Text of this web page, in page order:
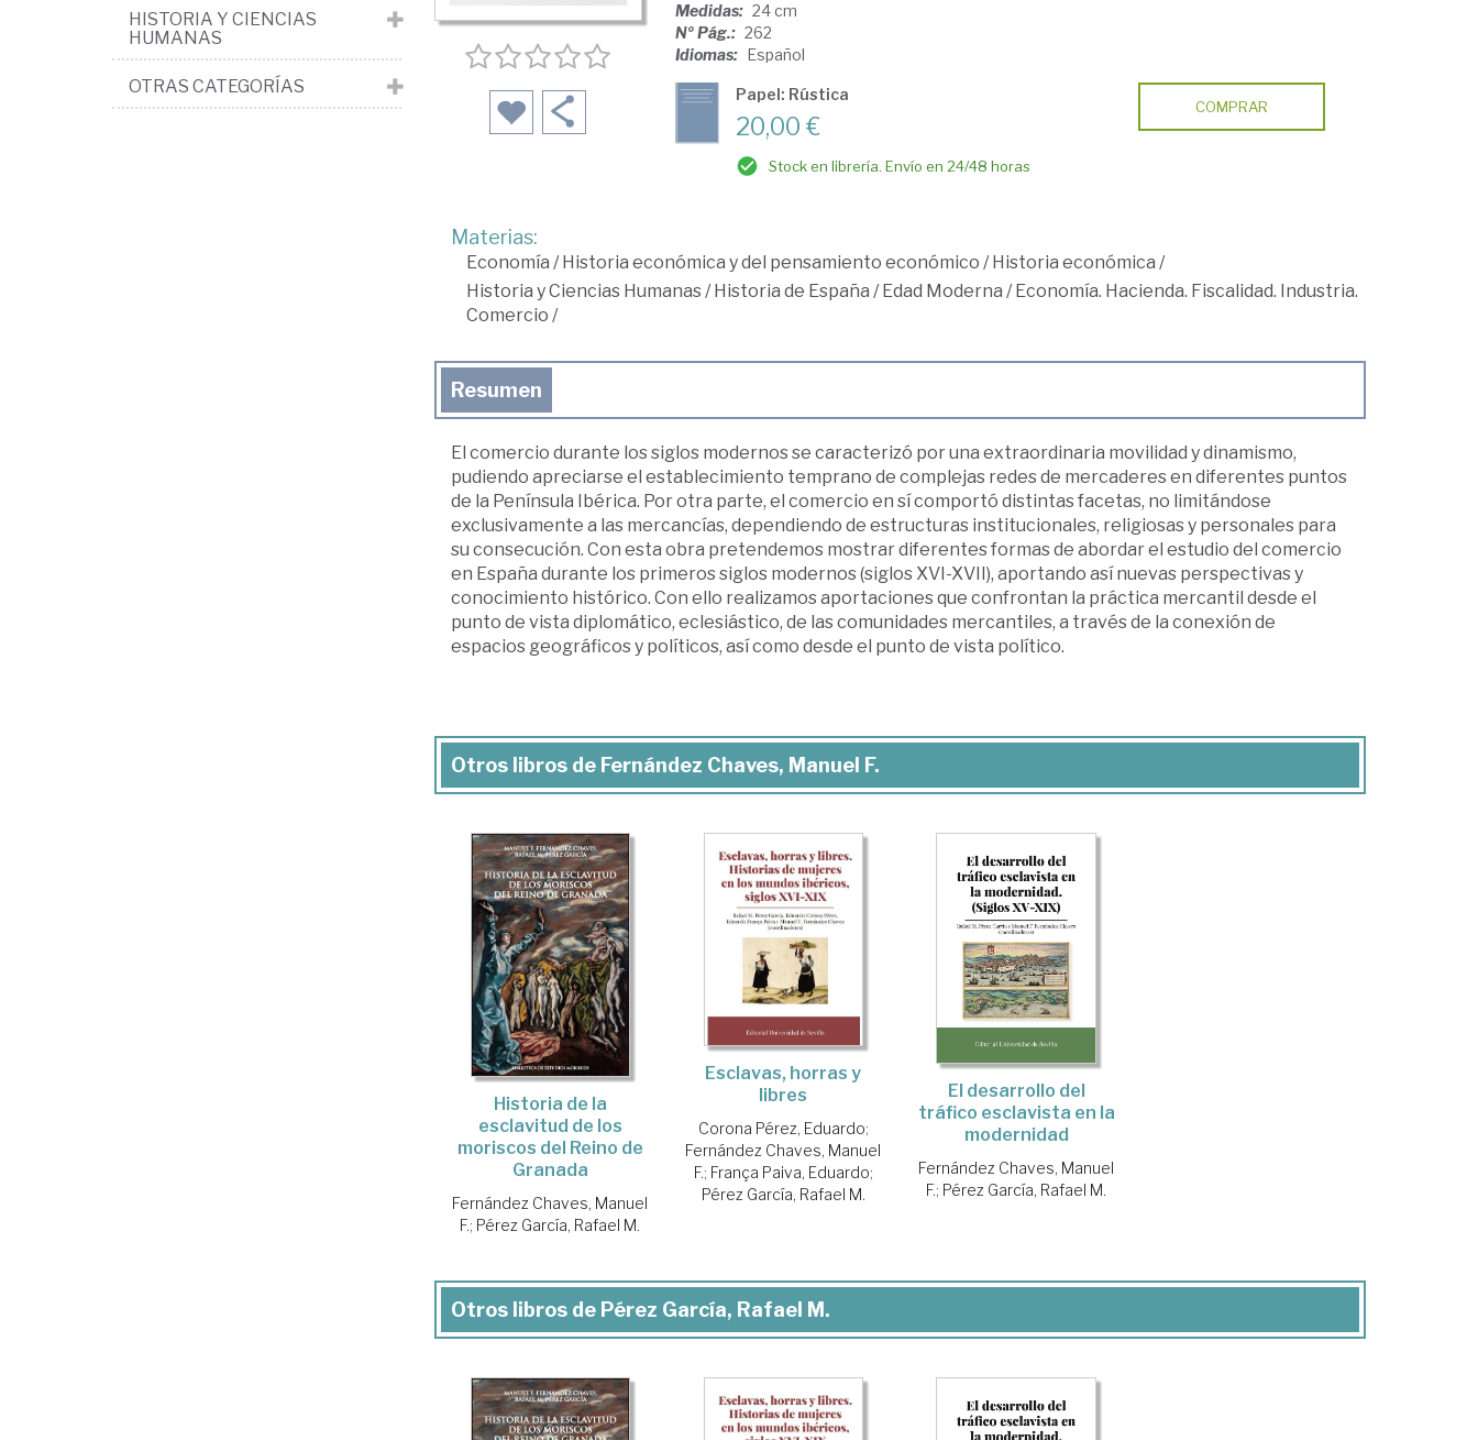
Medidas: 24 cm
Nº Pág.: 262
Idiomas: Español
Papel: Rústica
20,00 €
Stock en librería. Envío en 24/48 horas
COMPRAR
Materias:
Economía /Historia económica y del pensamiento económico /Historia económica /
Historia y Ciencias Humanas/Historia de España /Edad Moderna /Economía. Hacienda. Fiscalidad. Industria.
Comercio /
Resumen
El comercio durante los siglos modernos se caracterizó por una extraordinaria movilidad y dinamismo,
pudiendo apreciarse el establecimiento temprano de complejas redes de mercaderes en diferentes puntos
de la Península Ibérica. Por otra parte, el comercio en sí comportó distintas facetas, no limitándose
exclusivamente a las mercancías, dependiendo de estructuras institucionales, religiosas y personales para
su consecución. Con esta obra pretendemos mostrar diferentes formas de abordar el estudio del comercio
en España durante los primeros siglos modernos (siglos XVI-XVII), aportando así nuevas perspectivas y
conocimiento histórico. Con ello realizamos aportaciones que confrontan la práctica mercantil desde el
punto de vista diplomático, eclesiástico, de las comunidades mercantiles, a través de la conexión de
espacios geográficos y políticos, así como desde el punto de vista político.
Otros libros de Fernández Chaves, Manuel F.
Historia de la
esclavitud de los
moriscos del Reino de
Granada
Fernández Chaves, Manuel
F.; Pérez García, Rafael M.
Esclavas, horras y
libres
Corona Pérez, Eduardo;
Fernández Chaves, Manuel
F.; França Paiva, Eduardo;
Pérez García, Rafael M.
El desarrollo del
tráfico esclavista en la
modernidad
Fernández Chaves, Manuel
F.; Pérez García, Rafael M.
Otros libros de Pérez García, Rafael M.
HISTORIA Y CIENCIAS
HUMANAS
OTRAS CATEGORÍAS